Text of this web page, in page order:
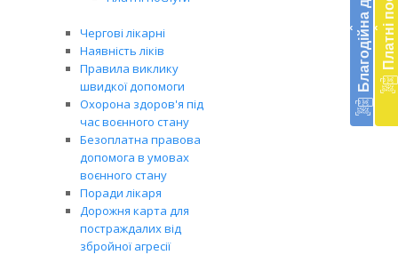
Чергові лікарні
Наявність ліків
Правила виклику
швидкої допомоги
Охорона здоров'я під
час воєнного стану
Безоплатна правова
допомога в умовах
воєнного стану
Поради лікаря
Дорожня карта для
постраждалих від
збройної агресії
‹ ‹